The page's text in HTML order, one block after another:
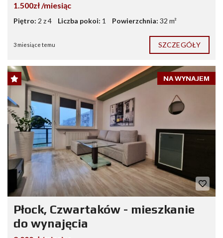
1.500zł /miesiąc
Piętro: 2 z 4 Liczba pokoi: 1 Powierzchnia: 32 m²
3 miesiące temu SZCZEGÓŁY
NA WYNAJEM
Płock, Czwartaków - mieszkanie
do wynajęcia